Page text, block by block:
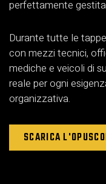
perfettamente
Durante tutte le
con mezzi tecnici,
mediche e veicoli di
reale per ogni
organizzativa.
SCARICA